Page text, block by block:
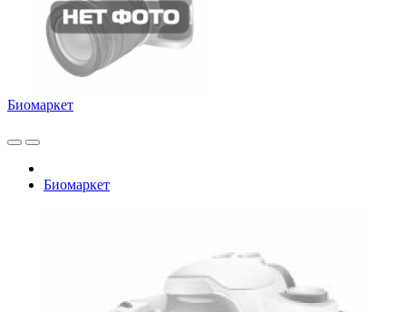
Биомаркет
Биомаркет